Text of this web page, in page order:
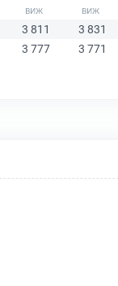
3 811 3 831
3 777
3 771